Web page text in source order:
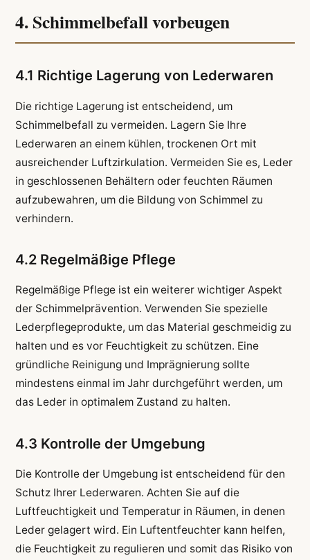
4. Schimmelbefall vorbeugen
4.1 Richtige Lagerung von Lederwaren
Die richtige Lagerung ist entscheidend, um
Schimmelbefall zu vermeiden. Lagern Sie Ihre
Lederwaren an einem kühlen, trockenen Ort mit
ausreichender Luftzirkulation. Vermeiden Sie es, Leder
in geschlossenen Behältern oder feuchten Räumen
aufzubewahren, um die Bildung von Schimmel zu
verhindern.
4.2 Regelmäßige Pflege
Regelmäßige Pflege ist ein weiterer wichtiger Aspekt
der Schimmelprävention. Verwenden Sie spezielle
Lederpflegeprodukte, um das Material geschmeidig zu
halten und es vor Feuchtigkeit zu schützen. Eine
gründliche Reinigung und Imprägnierung sollte
mindestens einmal im Jahr durchgeführt werden, um
das Leder in optimalem Zustand zu halten.
4.3 Kontrolle der Umgebung
Die Kontrolle der Umgebung ist entscheidend für den
Schutz Ihrer Lederwaren. Achten Sie auf die
Luftfeuchtigkeit und Temperatur in Räumen, in denen
Leder gelagert wird. Ein Luftentfeuchter kann helfen,
die Feuchtigkeit zu regulieren und somit das Risiko von